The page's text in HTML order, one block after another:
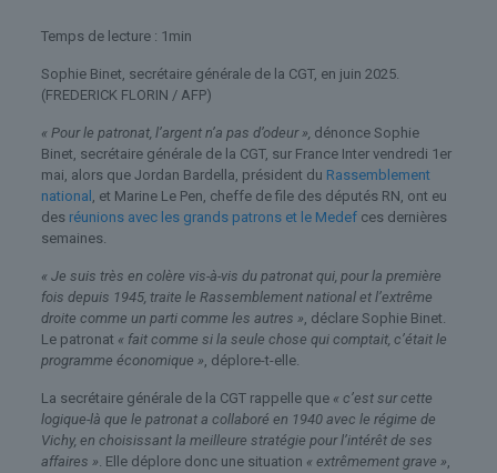
Temps de lecture : 1min
Sophie Binet, secrétaire générale de la CGT, en juin 2025.
(FREDERICK FLORIN / AFP)
« Pour le patronat, l’argent n’a pas d’odeur », dénonce Sophie
Binet, secrétaire générale de la CGT, sur France Inter vendredi 1er
mai, alors que Jordan Bardella, président du Rassemblement
national
, et Marine Le Pen, cheffe de file des députés RN, ont eu
des réunions avec les grands patrons et le Medefces dernières
semaines.
« Je suis très en colère vis-à-vis du patronat qui, pour la première
fois depuis 1945, traite le Rassemblement national et l’extrême
droite comme un parti comme les autres » , déclare Sophie Binet.
Le patronat « fait comme si la seule chose qui comptait, c’était le
programme économique » , déplore-t-elle.
La secrétaire générale de la CGT rappelle que « c’est sur cette
logique-là que le patronat a collaboré en 1940 avec le régime de
Vichy, en choisissant la meilleure stratégie pour l’intérêt de ses
affaires » . Elle déplore donc une situation « extrêmement grave »